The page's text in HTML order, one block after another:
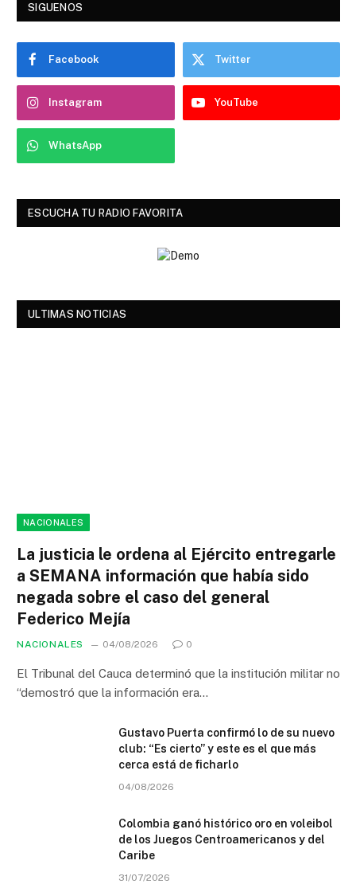
SIGUENOS
Facebook Twitter
Instagram YouTube
WhatsApp
ESCUCHA TU RADIO FAVORITA
ULTIMAS NOTICIAS
NACIONALES
La justicia le ordena al Ejército entregarle
a SEMANA información que había sido
negada sobre el caso del general
Federico Mejía
NACIONALES 04/08/2026 0
El Tribunal del Cauca determinó que la institución militar no
“demostró que la información era…
Gustavo Puerta confirmó lo de su nuevo
club: “Es cierto” y este es el que más
cerca está de ficharlo
04/08/2026
Colombia ganó histórico oro en voleibol
de los Juegos Centroamericanos y del
Caribe
31/07/2026